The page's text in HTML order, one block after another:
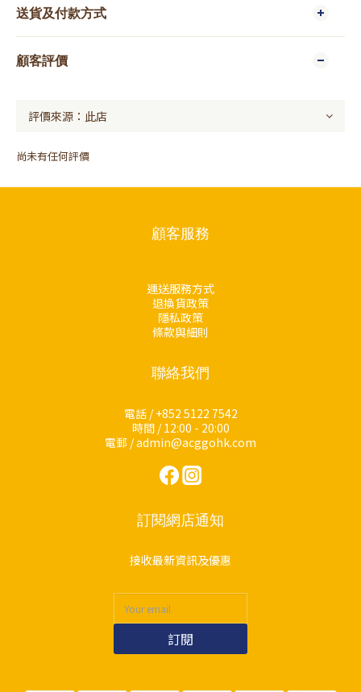
送貨及付款方式
顧客評價
尚未有任何評價
顧客服務
運送服務方式
退換貨政策
隱私政策
條款與細則
聯絡我們
電話 / +852 5122 7542
時間 / 12:00 - 20:00
電郵 / admin@acggohk.com
訂閱網店通知
接收最新資訊及優惠
訂閱